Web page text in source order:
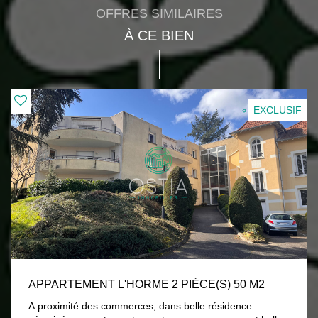
OFFRES SIMILAIRES
À CE BIEN
EXCLUSIF
APPARTEMENT L'HORME 2 PIÈCE(S) 50 M2
A proximité des commerces, dans belle résidence